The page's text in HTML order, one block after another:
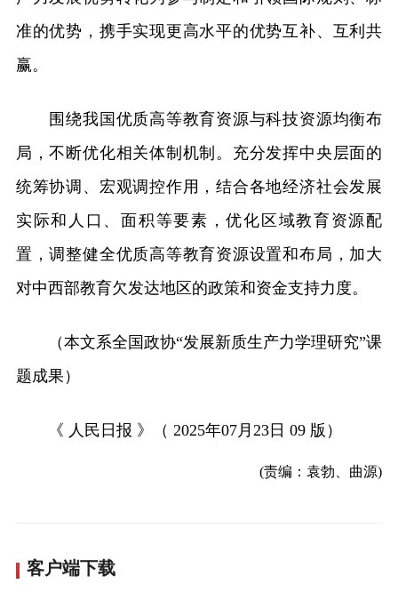
准的优势，携手实现更高水平的优势互补、互利共
赢。
围绕我国优质高等教育资源与科技资源均衡布
局，不断优化相关体制机制。充分发挥中央层面的
统筹协调、宏观调控作用，结合各地经济社会发展
实际和人口、面积等要素，优化区域教育资源配
置，调整健全优质高等教育资源设置和布局，加大
对中西部教育欠发达地区的政策和资金支持力度。
（本文系全国政协“发展新质生产力学理研究”课
题成果）
《 人民日报 》（ 2025年07月23日 09 版）
(责编：袁勃、曲源)
客户端下载